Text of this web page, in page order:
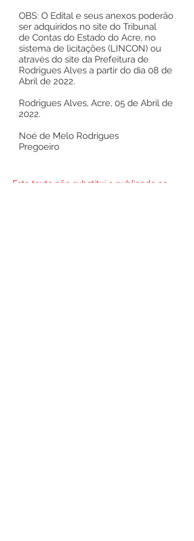
OBS: O Edital e seus anexos poderão
ser adquiridos no site do Tribunal
de Contas do Estado do Acre, no
sistema de licitações (LINCON) ou
através do site da Prefeitura de
Rodrigues Alves a partir do dia 08 de
Abril de 2022.
Rodrigues Alves, Acre, 05 de Abril de
2022.
Noé de Melo Rodrigues
Pregoeiro
Este texto não substitui o publicado no